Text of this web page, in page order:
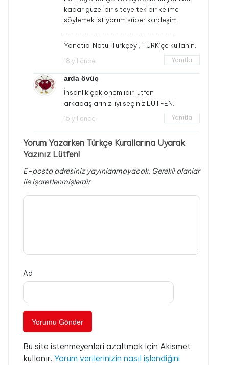
kadar güzel bir siteye tek bir kelime
söylemek istiyorum süper kardeşim
———————————————————-
Yönetici Notu: Türkçeyi, TÜRK’çe kullanın.
18 yıl önce Yanıtla
arda övüç
İnsanlık çok önemlidir lütfen
arkadaşlarınızı iyi seçiniz LÜTFEN.
15 yıl önce Yanıtla
Yorum Yazarken Türkçe Kurallarına Uyarak
Yazınız Lütfen!
E-posta adresiniz yayınlanmayacak. Gerekli alanlar
ile işaretlenmişlerdir
Ad
Bu site istenmeyenleri azaltmak için Akismet
kullanır. Yorum verilerinizin nasıl işlendiğini